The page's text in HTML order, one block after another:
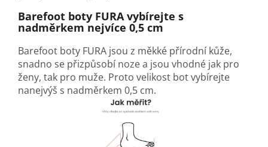
Barefoot boty FURA vybírejte s
nadměrkem nejvíce 0,5 cm
Barefoot boty FURA jsou z měkké přírodní kůže,
snadno se přizpůsobí noze a jsou vhodné jak pro
ženy, tak pro muže. Proto velikost bot vybírejte
nanejvýš s nadměrkem 0,5 cm.